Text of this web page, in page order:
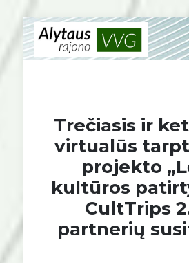
Trečiasis ir
virtualūs
projekto
kultūros
CultTrips
partnerių